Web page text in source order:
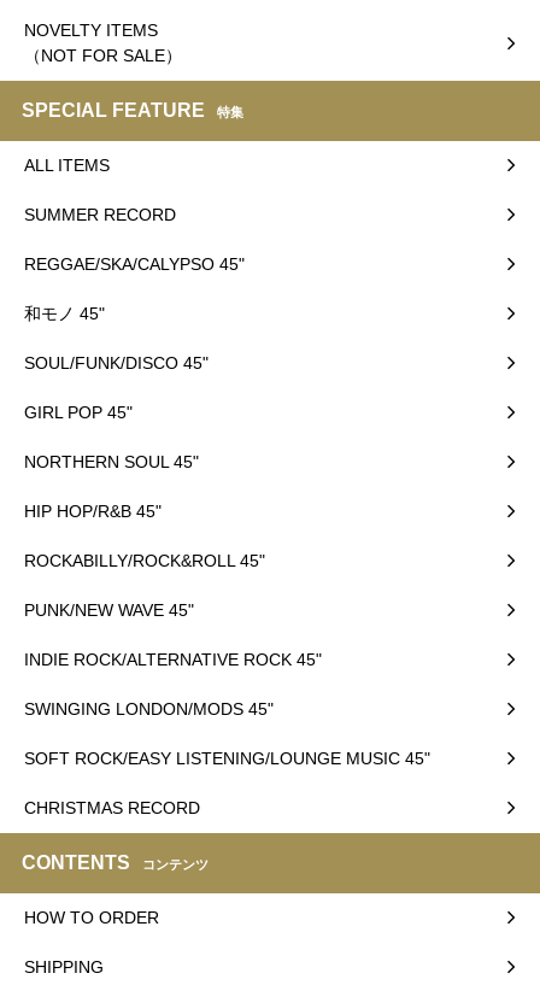
NOVELTY ITEMS
（NOT FOR SALE）
SPECIAL FEATURE 特集
ALL ITEMS
SUMMER RECORD
REGGAE/SKA/CALYPSO 45"
和モノ 45"
SOUL/FUNK/DISCO 45"
GIRL POP 45"
NORTHERN SOUL 45"
HIP HOP/R&B 45"
ROCKABILLY/ROCK&ROLL 45"
PUNK/NEW WAVE 45"
INDIE ROCK/ALTERNATIVE ROCK 45"
SWINGING LONDON/MODS 45"
SOFT ROCK/EASY LISTENING/LOUNGE MUSIC 45"
CHRISTMAS RECORD
CONTENTS コンテンツ
HOW TO ORDER
SHIPPING